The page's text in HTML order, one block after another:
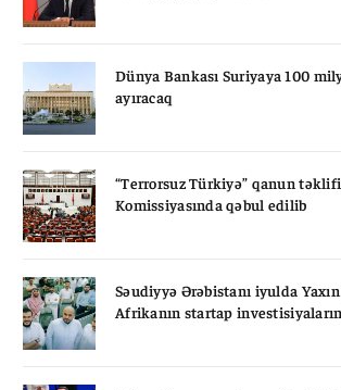
Dünya Bankası Suriyaya 100
ayıracaq
“Terrorsuz Türkiyə” qanun
Komissiyasında qəbul edilib
Səudiyyə Ərəbistanı iyulda
Afrikanın startap